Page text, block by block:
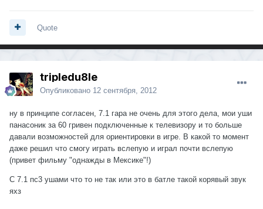
Quote
tripledu8le
Опубликовано 12 сентября, 2012
ну в принципе согласен, 7.1 гара не очень для этого дела, мои уши
панасоник за 60 гривен подключенные к телевизору и то больше
давали возможностей для ориентировки в игре. В какой то момент
даже решил что смогу играть вслепую и играл почти вслепую
(привет фильму "однажды в Мексике"!)
С 7.1 пс3 ушами что то не так или это в батле такой корявый звук
яхз